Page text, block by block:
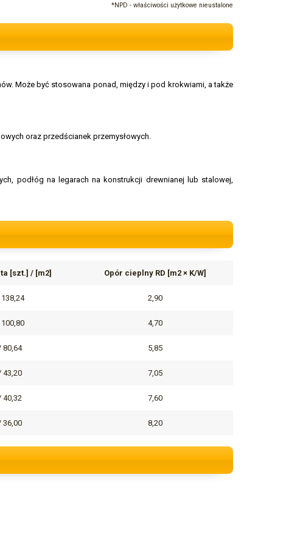
*NPD - właściwości użytkowe nieustalone
Może być stosowana ponad, między i pod krokwiami, a także
oraz przedścianek przemysłowych.
podłóg na legarach na konstrukcji drewnianej lub stalowej,
[szt.] / [m2] Opór cieplny RD [m2 × K/W]
2,90
4,70
80,64 5,85
43,20 7,05
40,32 7,60
36,00 8,20